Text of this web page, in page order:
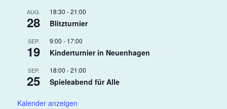
AUG.
28
18:30 -21:00
Blitzturnier
SEP.
19
9:00 - 17:00
Kinderturnier in Neuenhagen
SEP.
25
18:00 -21:00
Spieleabend für Alle
Kalender anzeigen